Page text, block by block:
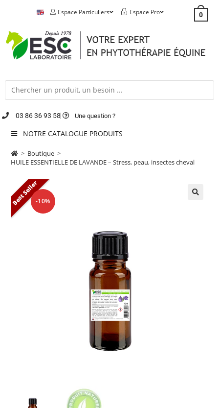
Espace Particuliers Espace Pro 0
03 86 36 93 58 Une question ?
NOTRE CATALOGUE PRODUITS
> Boutique >
HUILE ESSENTIELLE DE LAVANDE – Stress, peau, insectes cheval
-10%
Best Seller